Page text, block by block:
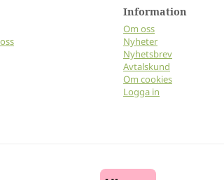
Information
Om oss
Nyheter
Nyhetsbrev
Avtalskund
Om cookies
Logga in